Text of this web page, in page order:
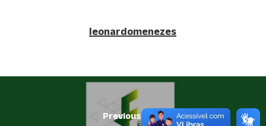
leonardomenezes
Previous Post